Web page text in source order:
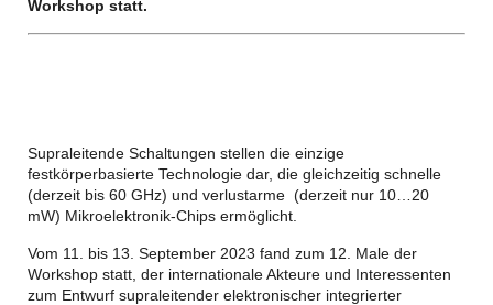
Workshop statt.
Supraleitende Schaltungen stellen die einzige
festkörperbasierte Technologie dar, die gleichzeitig schnelle
(derzeit bis 60 GHz) und verlustarme (derzeit nur 10…20
mW) Mikroelektronik-Chips ermöglicht.
Vom 11. bis 13. September 2023 fand zum 12. Male der
Workshop statt, der internationale Akteure und Interessenten
zum Entwurf supraleitender elektronischer integrierter